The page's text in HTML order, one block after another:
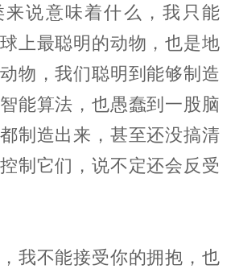
说意味着什么，我只能
上最聪明的动物，也是地
物，我们聪明到能够制造
能算法，也愚蠢到一股脑
制造出来，甚至还没搞清
制它们，说不定还会反受
我不能接受你的拥抱，也